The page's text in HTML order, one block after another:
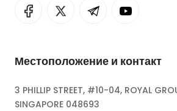
Местоположение и контакт
3 PHILLIP STREET, #10-04, ROYAL
SINGAPORE 048693